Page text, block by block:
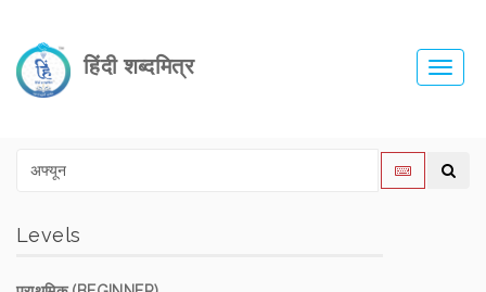
हिंदी शब्दमित्र
Levels